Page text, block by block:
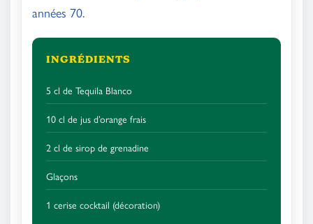
années 70.
INGRÉDIENTS
5 cl de Tequila Blanco
10 cl de jus d’orange frais
2 cl de sirop de grenadine
Glaçons
1 cerise cocktail (décoration)